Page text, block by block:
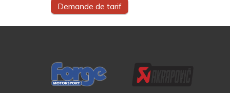
Demande de tarif